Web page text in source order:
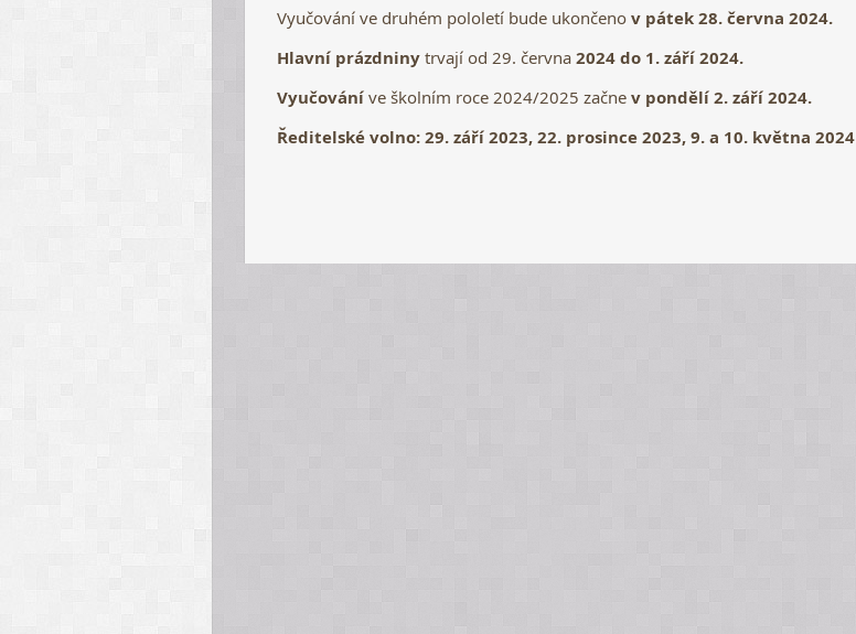
Vyučování ve druhém pololetí bude ukončeno v pátek 28. června 2024.
Hlavní prázdniny trvají od 29. června 2024 do 1. září 2024.
Vyučování ve školním roce 2024/2025 začne v pondělí 2. září 2024.
Ředitelské volno: 29. září 2023, 22. prosince 2023, 9. a 10. května 2024